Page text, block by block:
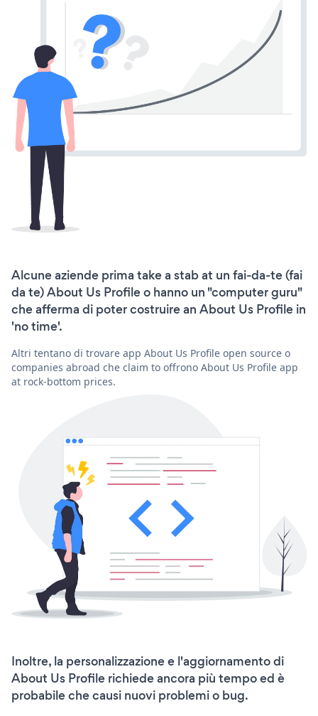
Alcune aziende prima take a stab at un fai-da-te (fai
da te) About Us Profile o hanno un "computer guru"
che afferma di poter costruire an About Us Profile in
'no time'.
Altri tentano di trovare app About Us Profile open source o
companies abroad che claim to offrono About Us Profile app
at rock-bottom prices.
Inoltre, la personalizzazione e l'aggiornamento di
About Us Profile richiede ancora più tempo ed è
probabile che causi nuovi problemi o bug.